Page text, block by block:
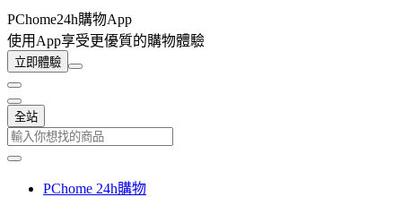
PChome24h購物App
使用App享受更優質的購物體驗
立即體驗
全站
PChome 24h購物